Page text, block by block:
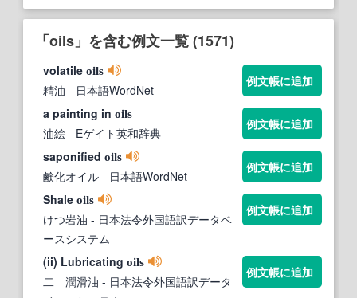
「oils」を含む例文一覧 (1571)
volatile oils
精油 - 日本語WordNet
例文帳に追加
a painting in oils
油絵 - Eゲイト英和辞典
例文帳に追加
saponified oils
鹸化オイル - 日本語WordNet
例文帳に追加
Shale oils
けつ岩油 - 日本法令外国語訳データベ
ースシステム
例文帳に追加
(ii) Lubricating oils
二 潤滑油 - 日本法令外国語訳データ
例文帳に追加